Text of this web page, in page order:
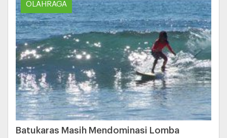
OLAHRAGA
Batukaras Masih Mendominasi Lomba